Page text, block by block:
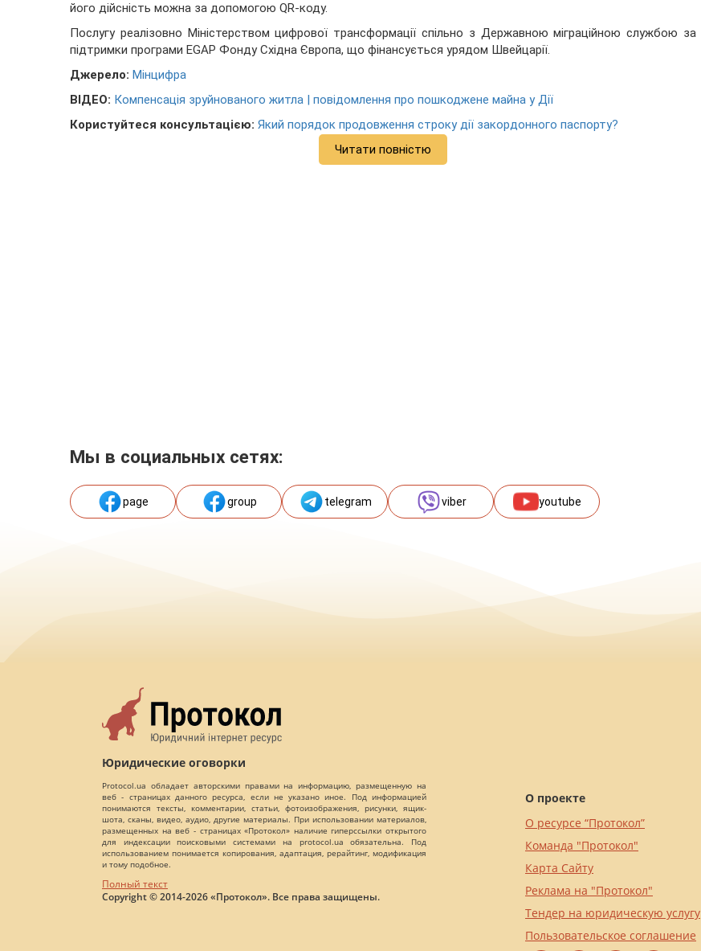
його дійсність можна за допомогою QR-коду.
Послугу реалізовно Міністерством цифрової трансформації спільно з Державною міграційною службою за
підтримки програми EGAP Фонду Східна Європа, що фінансується урядом Швейцарії.
Джерело: Мінцифра
ВІДЕО: Компенсація зруйнованого житла | повідомлення про пошкодженe майна у Дії
Користуйтеся консультацією: Який порядок продовження строку дії закордонного паспорту?
Читати повністю
Мы в социальных сетях:
page group telegram viber youtube
Юридические оговорки
Protocol.ua обладает авторскими правами на информацию, размещенную на
веб - страницах данного ресурса, если не указано иное. Под информацией
понимаются тексты, комментарии, статьи, фотоизображения, рисунки, ящик-
шота, сканы, видео, аудио, другие материалы. При использовании материалов,
размещенных на веб - страницах «Протокол» наличие гиперссылки открытого
для индексации поисковыми системами на protocol.ua обязательна. Под
использованием понимается копирования, адаптация, рерайтинг, модификация
и тому подобное.
Полный текст
Copyright © 2014-2026 «Протокол». Все права защищены.
О проекте
О ресурсе “Протокол”
Команда "Протокол"
Карта Сайту
Реклама на "Протокол"
Тендер на юридическую услугу
Пользовательское соглашение